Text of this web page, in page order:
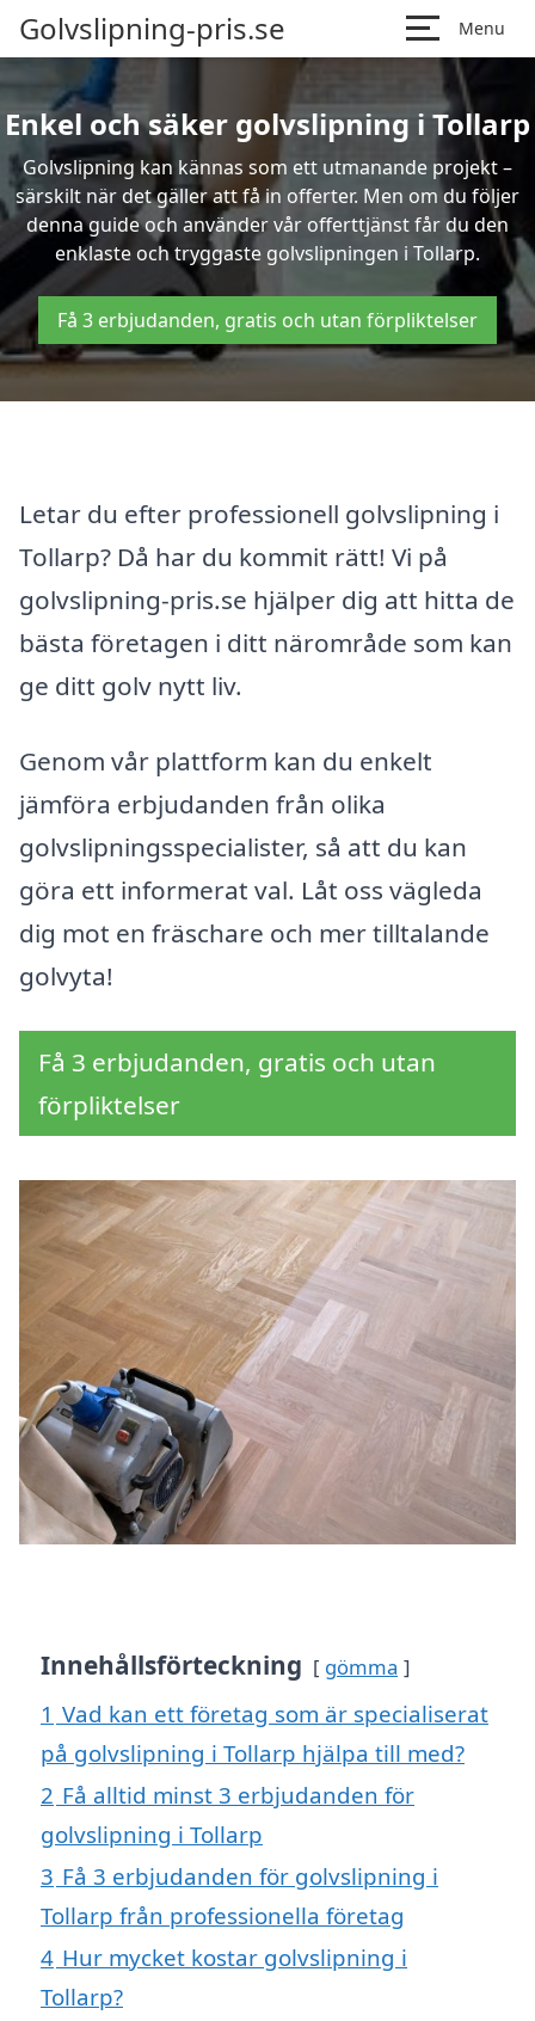
Golvslipning-pris.se Menu
Enkel och säker golvslipning i Tollarp
Golvslipning kan kännas som ett utmanande projekt –
särskilt när det gäller att få in offerter. Men om du följer
denna guide och använder vår offerttjänst får du den
enklaste och tryggaste golvslipningen i Tollarp.
Få 3 erbjudanden, gratis och utan förpliktelser
Letar du efter professionell golvslipning i
Tollarp? Då har du kommit rätt! Vi på
golvslipning-pris.se hjälper dig att hitta de
bästa företagen i ditt närområde som kan
ge ditt golv nytt liv.
Genom vår plattform kan du enkelt
jämföra erbjudanden från olika
golvslipningsspecialister, så att du kan
göra ett informerat val. Låt oss vägleda
dig mot en fräschare och mer tilltalande
golvyta!
Få 3 erbjudanden, gratis och utan
förpliktelser
Innehållsförteckning gömma
1 Vad kan ett företag som är specialiserat
på golvslipning i Tollarp hjälpa till med?
2 Få alltid minst 3 erbjudanden för
golvslipning i Tollarp
3 Få 3 erbjudanden för golvslipning i
Tollarp från professionella företag
4 Hur mycket kostar golvslipning i
Tollarp?